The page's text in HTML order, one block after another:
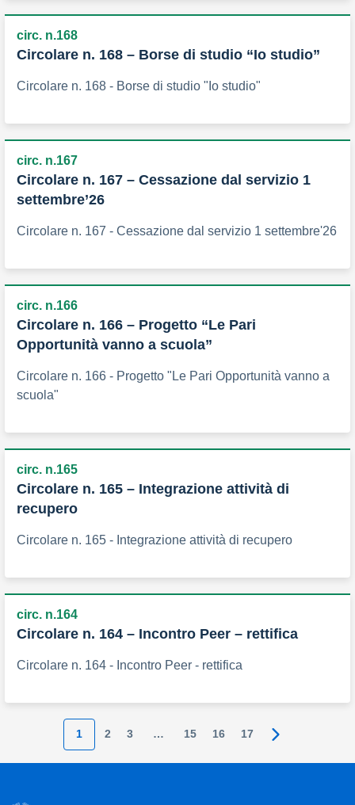
circ. n.168
Circolare n. 168 – Borse di studio “Io studio”
Circolare n. 168 - Borse di studio "Io studio"
circ. n.167
Circolare n. 167 – Cessazione dal servizio 1
settembre’26
Circolare n. 167 - Cessazione dal servizio 1 settembre'26
circ. n.166
Circolare n. 166 – Progetto “Le Pari
Opportunità vanno a scuola”
Circolare n. 166 - Progetto "Le Pari Opportunità vanno a
scuola"
circ. n.165
Circolare n. 165 – Integrazione attività di
recupero
Circolare n. 165 - Integrazione attività di recupero
circ. n.164
Circolare n. 164 – Incontro Peer – rettifica
Circolare n. 164 - Incontro Peer - rettifica
1 2 3 … 15 16 17 Pagina